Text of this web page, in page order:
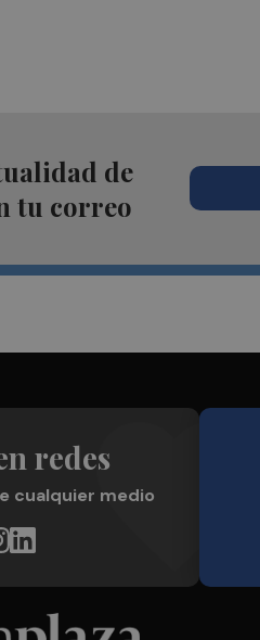
de
tu correo
redes
cualquier medio